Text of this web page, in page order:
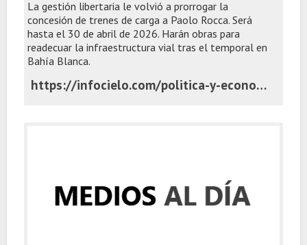
La gestión libertaria le volvió a prorrogar la
concesión de trenes de carga a Paolo Rocca. Será
hasta el 30 de abril de 2026. Harán obras para
readecuar la infraestructura vial tras el temporal en
Bahía Blanca.
https://infocielo.com/politica-y-economia/javier-milei-le-extendio-la-concesion-de-ferroexpreso-al-grupo-techint-y-pagara-obras-para-llegar-al-puerto-de-bahia-blanca